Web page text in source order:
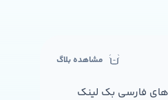
مشاهده بلاگ
فارسی بک لینک